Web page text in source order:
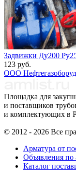
Задвижки Ду200
123 руб.
ООО
Площадка для
и поставщиков
и комплектующих в
© 2012 - 2026 Все
Арматура от
Объявления по
Каталог